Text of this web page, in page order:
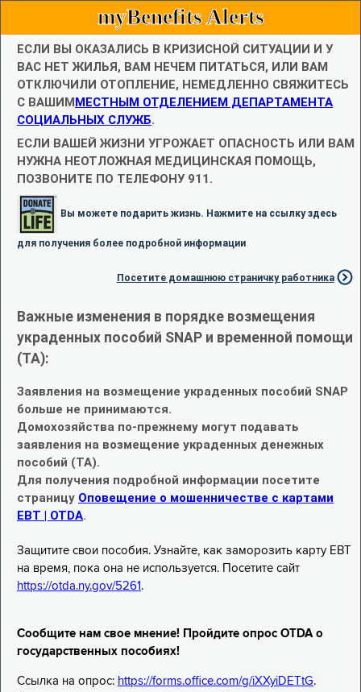
myBenefits Alerts
ЕСЛИ ВЫ ОКАЗАЛИСЬ В КРИЗИСНОЙ СИТУАЦИИ И У
ВАС НЕТ ЖИЛЬЯ, ВАМ НЕЧЕМ ПИТАТЬСЯ, ИЛИ ВАМ
ОТКЛЮЧИЛИ ОТОПЛЕНИЕ, НЕМЕДЛЕННО СВЯЖИТЕСЬ
С ВАШИММЕСТНЫМ ОТДЕЛЕНИЕМ ДЕПАРТАМЕНТА
СОЦИАЛЬНЫХ СЛУЖБ.
ЕСЛИ ВАШЕЙ ЖИЗНИ УГРОЖАЕТ ОПАСНОСТЬ ИЛИ ВАМ
НУЖНА НЕОТЛОЖНАЯ МЕДИЦИНСКАЯ ПОМОЩЬ,
ПОЗВОНИТЕ ПО ТЕЛЕФОНУ 911.
Вы можете подарить жизнь. Нажмите на ссылку здесь
для получения более подробной информации
Посетите домашнюю страничку работника
Важные изменения в порядке возмещения
украденных пособий SNAP и временной помощи
(TA):
Заявления на возмещение украденных пособий SNAP
больше не принимаются.
Домохозяйства по-прежнему могут подавать
заявления на возмещение украденных денежных
пособий (TA).
Для получения подробной информации посетите
страницу Оповещение о мошенничестве с картами
EBT | OTDA.
Защитите свои пособия. Узнайте, как заморозить карту EBT
на время, пока она не используется. Посетите сайт
https://otda.ny.gov/5261 .
Сообщите нам свое мнение! Пройдите опрос OTDA о
государственных пособиях!
Ссылка на опрос: https://forms.office.com/g/iXXyiDETtG.